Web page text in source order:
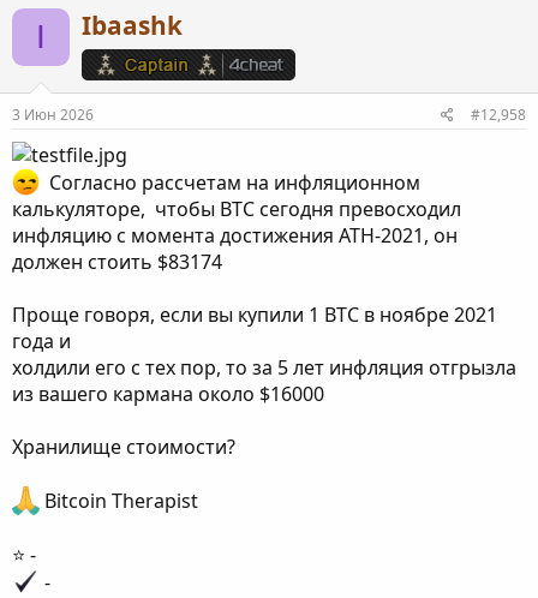
I Ibaashk
3 Июн 2026 #12,958
Согласно рассчетам на инфляционном
калькуляторе, чтобы BTC сегодня превосходил
инфляцию с момента достижения АТН-2021, он
должен стоить $83174
Проще говоря, если вы купили 1 BTC в ноябре 2021
года и
холдили его с тех пор, то за 5 лет инфляция отгрызла
из вашего кармана около $16000
Хранилище стоимости?
Bitcoin Therapist
⭐️ -
-